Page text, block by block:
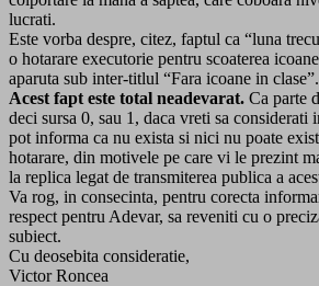
lucrati.
Este vorba despre, citez, faptul ca “luna
o hotarare executorie pentru scoaterea
aparuta sub inter-titlul “Fara icoane in clase”.
Acest fapt este total neadevarat. Ca parte
deci sursa 0, sau 1, daca vreti sa considerati
pot informa ca nu exista si nici nu poate
hotarare, din motivele pe care vi le prezint
la replica legat de transmiterea publica a
Va rog, in consecinta, pentru corecta
respect pentru Adevar, sa reveniti cu o
subiect.
Cu deosebita consideratie,
Victor Roncea